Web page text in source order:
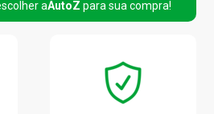
(168) HATCH 1.9 16V M166.990
SPIRIT (168) HATCH 1.9 16V
(2001 - 2005)
aAutoZ para sua compra!